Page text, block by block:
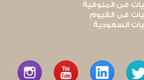
فى المنوفية
فى الفيوم
السعودية